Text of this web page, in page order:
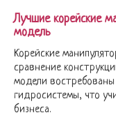
Лучшие корейские
модель
Корейские
сравнение
модели
гидросистемы, что
бизнеса.